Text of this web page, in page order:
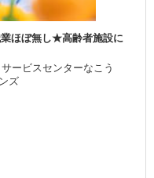
業ほぼ無し★高齢者施設に
ービスセンターなこう
ズ